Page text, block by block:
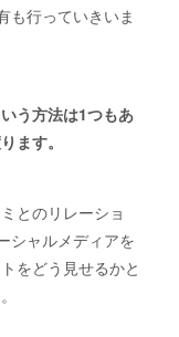
も行っていきいま
う方法は1つもあ
ます。
とのリレーショ
シャルメディアを
をどう見せるかと